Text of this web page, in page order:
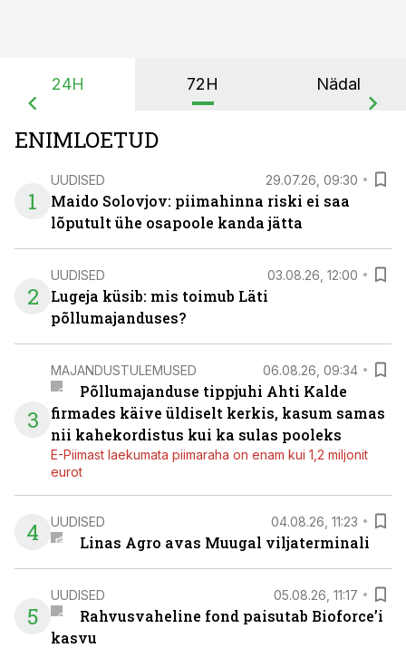
24H 72H Nädal
ENIMLOETUD
1
UUDISED 29.07.26, 09:30
Maido Solovjov: piimahinna riski ei saa
lõputult ühe osapoole kanda jätta
2
UUDISED 03.08.26, 12:00
Lugeja küsib: mis toimub Läti
põllumajanduses?
3
MAJANDUSTULEMUSED 06.08.26, 09:34
Põllumajanduse tippjuhi Ahti Kalde
firmades käive üldiselt kerkis, kasum samas
nii kahekordistus kui ka sulas pooleks
E-Piimast laekumata piimaraha on enam kui 1,2 miljonit
eurot
4 UUDISED 04.08.26, 11:23
Linas Agro avas Muugal viljaterminali
5
UUDISED 05.08.26, 11:17
Rahvusvaheline fond paisutab Bioforce’i
kasvu